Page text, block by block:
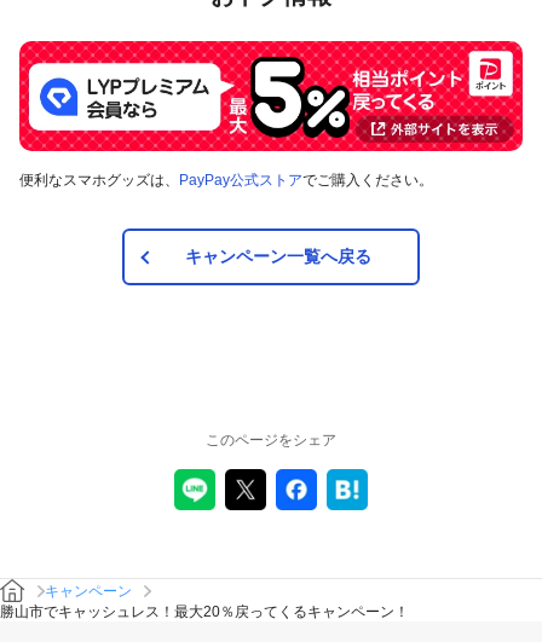
対象の支払方法
カード、PayPayあと払い（一括のみ）で、その他のお支払方
ックアップのみ対象で、それ以外は対象外です。
るPayPayボーナスの額が最大となるものが適用されま
す。PayPay株式会社が指定する場合を除き、それらが重
複適用されることはありません。
本キャンペーンが適用される場合に、PayPay株式会社が
てのPayPayボーナスの付与率は、合計で支払額の66.5％
が上限です（仮にそれぞれ適用すると合計66.5％を超え
便利なスマホグッズは、 PayPay公式ストアでご購入ください。
キャンペーン一覧へ戻る
このページをシェア
キャンペーン
勝山市でキャッシュレス！最大20％戻ってくるキャンペーン！